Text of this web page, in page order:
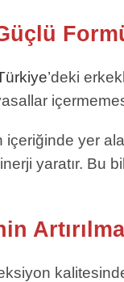
’deki
içeriğinde yer
yaratır. Bu